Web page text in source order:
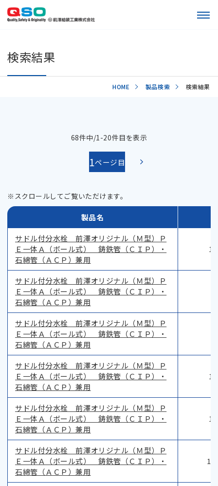
検索結果
HOME 製品検索 検索結果
68件中/1-20件目を表示
1
サドル付分水栓 前澤オリジナル（Ｍ型）Ｐ
Ｅ一体Ａ（ボール式） 鋳鉄管（ＣＩＰ）・
石綿管（ＡＣＰ）兼用
サドル付分水栓 前澤オリジナル（Ｍ型）Ｐ
Ｅ一体Ａ（ボール式） 鋳鉄管（ＣＩＰ）・
石綿管（ＡＣＰ）兼用
サドル付分水栓 前澤オリジナル（Ｍ型）Ｐ
Ｅ一体Ａ（ボール式） 鋳鉄管（ＣＩＰ）・
石綿管（ＡＣＰ）兼用
サドル付分水栓 前澤オリジナル（Ｍ型）Ｐ
Ｅ一体Ａ（ボール式） 鋳鉄管（ＣＩＰ）・
石綿管（ＡＣＰ）兼用
サドル付分水栓 前澤オリジナル（Ｍ型）Ｐ
Ｅ一体Ａ（ボール式） 鋳鉄管（ＣＩＰ）・
石綿管（ＡＣＰ）兼用
サドル付分水栓 前澤オリジナル（Ｍ型）Ｐ
Ｅ一体Ａ（ボール式） 鋳鉄管（ＣＩＰ）・
石綿管（ＡＣＰ）兼用